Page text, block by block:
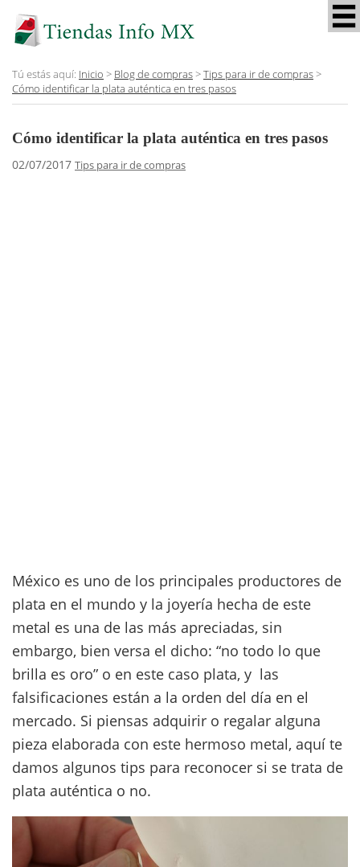
Tú estás aquí: Inicio > Blog de compras>Tips para ir de compras>
Cómo identificar la plata auténtica en tres pasos
Cómo identificar la plata auténtica en tres pasos
02/07/2017 Tips para ir de compras
México es uno de los principales productores de
plata en el mundo y la joyería hecha de este
metal es una de las más apreciadas, sin
embargo, bien versa el dicho: “no todo lo que
brilla es oro” o en este caso plata, y las
falsificaciones están a la orden del día en el
mercado. Si piensas adquirir o regalar alguna
pieza elaborada con este hermoso metal, aquí te
damos algunos tips para reconocer si se trata de
plata auténtica o no.